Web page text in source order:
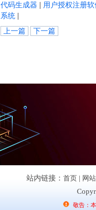
代码生成器 | 用户授权注册
系统|
上一篇
下一篇
站内链接： 首页| 网
敬告：